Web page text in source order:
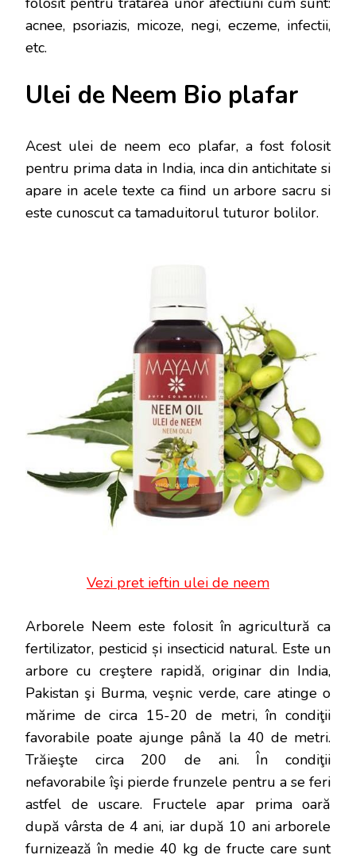
acnee, psoriazis, micoze, negi, eczeme, infectii,
etc.
Ulei de Neem Bio plafar
Acest ulei de neem eco plafar, a fost folosit
pentru prima data in India, inca din antichitate si
apare in acele texte ca fiind un arbore sacru si
este cunoscut ca tamaduitorul tuturor bolilor.
Vezi pret ieftin ulei de neem
Arborele Neem este folosit în agricultură ca
fertilizator, pesticid și insecticid natural. Este un
arbore cu creştere rapidă, originar din India,
Pakistan şi Burma, veşnic verde, care atinge o
mărime de circa 15-20 de metri, în condiţii
favorabile poate ajunge până la 40 de metri.
Trăieşte circa 200 de ani. În condiţii
nefavorabile îşi pierde frunzele pentru a se feri
astfel de uscare. Fructele apar prima oară
după vârsta de 4 ani, iar după 10 ani arborele
furnizează în medie 40 kg de fructe care sunt